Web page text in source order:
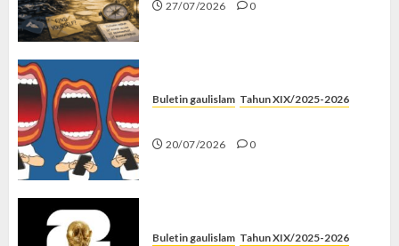
27/07/2026 0
Buletin gaulislam Tahun XIX/2025-2026
20/07/2026 0
Buletin gaulislam Tahun XIX/2025-2026